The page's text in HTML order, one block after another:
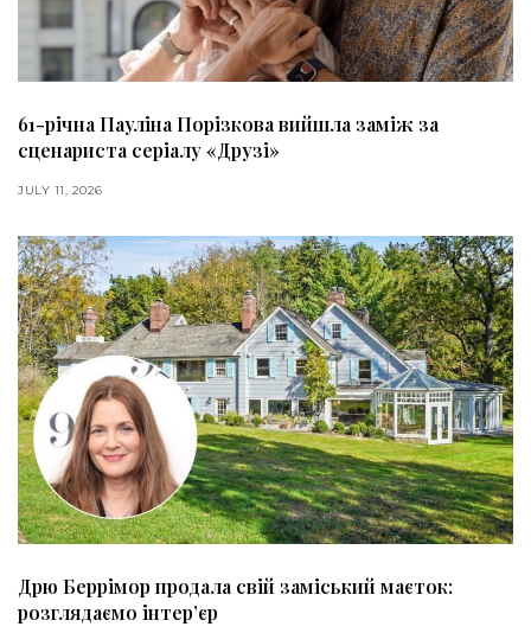
61-річна Пауліна Порізкова вийшла заміж за
сценариста серіалу «Друзі»
JULY 11, 2026
Дрю Беррімор продала свій заміський маєток:
розглядаємо інтер’єр